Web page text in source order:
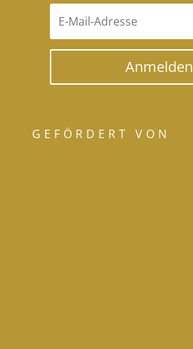
Anmelden
GEFÖRDERT VON